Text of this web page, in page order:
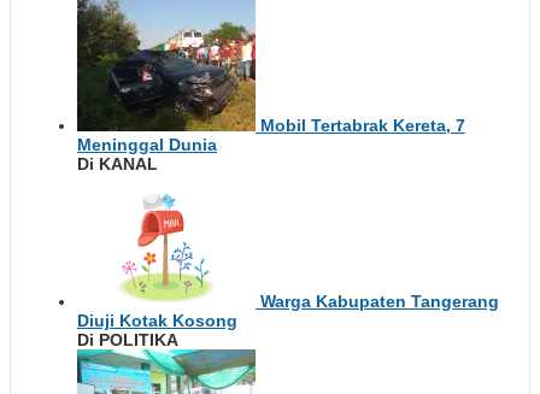
Mobil Tertabrak Kereta, 7
Meninggal Dunia
Di KANAL
Warga Kabupaten Tangerang
Diuji Kotak Kosong
Di POLITIKA